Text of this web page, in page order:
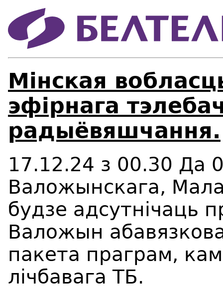
Мінская
эфірнага
радыёвяшчання.
17.12.24 з 00.30 Да
Валожынскага,
будзе адсутнічаць
Валожын
пакета праграм,
лічбавага ТБ.